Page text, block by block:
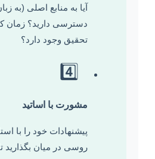
آیا به منابع اصلی (به
دسترسی دارید؟ زمان
تحقیق وجود دارد؟
4️⃣
مشورت با اساتید
پیشنهادات خود را با
روسی در میان بگذارید